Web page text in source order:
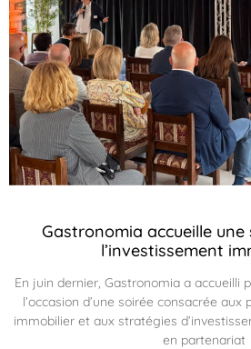
Gastronomia accueille une
l’investissement
En juin dernier, Gastronomia a accueilli
l’occasion d’une soirée consacrée
immobilier et aux stratégies
en partenariat